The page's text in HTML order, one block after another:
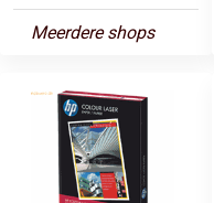
Meerdere shops